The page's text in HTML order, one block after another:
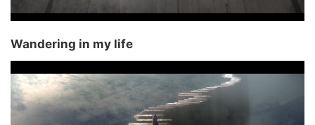
Wandering in my life